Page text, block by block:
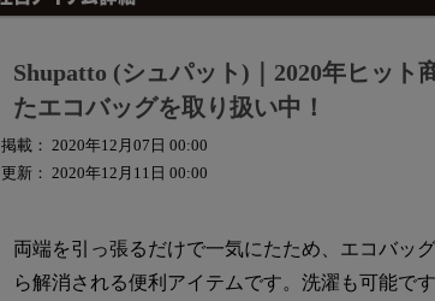
Shupatto (シュパット)｜2020年ヒット
たエコバッグを取り扱い中！
掲載： 2020年12月07日 00:00
更新： 2020年12月11日 00:00
両端を引っ張るだけで一気にたため、エコバッ
ら解消される便利アイテムです。洗濯も可能です